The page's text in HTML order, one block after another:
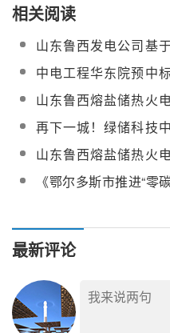
相关阅读
山东鲁西发电公司基
熔盐储热的火电机组灵
活性和退役机组再利
一体化改造技术研究
目招标
中电工程华东院预中
鲁西发电2×600MW火电
机组熔盐储热灵活性
造工程EPC总承包
山东鲁西熔盐储热火
机组改造工程项目分系
统、整套启动调试、涉
网试验服务采购
再下一城！绿储科技中
标鲁西120MW熔盐电加
热器采购项目
山东鲁西熔盐储热火
机组改造工程项目分散
控制系统采购
《鄂尔多斯市推进“零
蓄热、熔盐储热等
最新评论